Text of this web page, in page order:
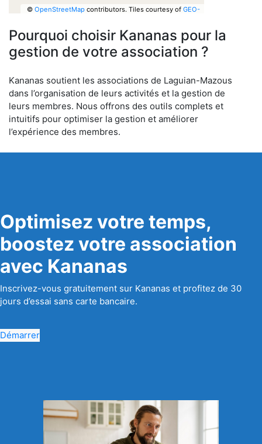
© OpenStreetMapcontributors. Tiles courtesy of GEO-
Pourquoi choisir Kananas pour la
gestion de votre association ?
Kananas soutient les associations de Laguian-Mazous
dans l’organisation de leurs activités et la gestion de
leurs membres. Nous offrons des outils complets et
intuitifs pour optimiser la gestion et améliorer
l’expérience des membres.
Optimisez votre temps,
boostez votre association
avec Kananas
Inscrivez-vous gratuitement sur Kananas et profitez de 30
jours d’essai sans carte bancaire.
Démarrer